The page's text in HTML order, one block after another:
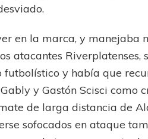
en la marca, y manejaba
atacantes Riverplatenses,
y había que
y Gastón Scisci como
de larga distancia de
sofocados en ataque